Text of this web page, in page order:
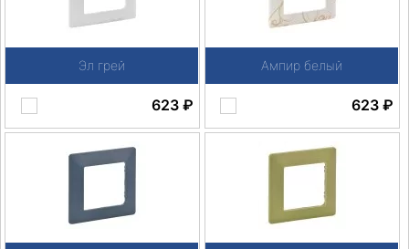
Эл грей
623₽
Ампир белый
623 ₽